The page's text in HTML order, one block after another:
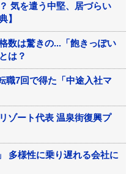
気を遣う中堅、居づらい
】
数は驚きの...「飽きっぽい
は？
職7回で得た「中途入社マ
ゾート代表 温泉街復興プ
多様性に乗り遅れる会社に